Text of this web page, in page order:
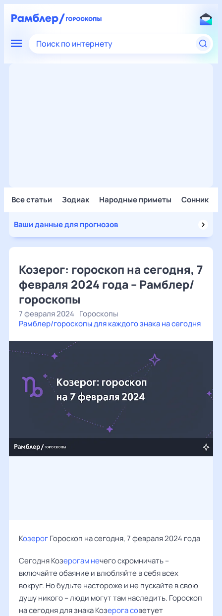
Поиск по интернету
Все статьи Зодиак Народные приметы Сонник
Ваши данные для прогнозов
Козерог: гороскоп на сегодня, 7
февраля 2024 года – Рамблер/
гороскопы
7 февраля 2024 Гороскопы
Рамблер/гороскопы для каждого знака на сегодня
КозерогГороскоп на сегодня, 7 февраля 2024 года
Сегодня Козерогам нечего скромничать –
включайте обаяние и влюбляйте в себя всех
вокруг. Но будьте настороже и не пускайте в свою
душу никого – люди могут там наследить. Гороскоп
на сегодня для знака Козерога советует